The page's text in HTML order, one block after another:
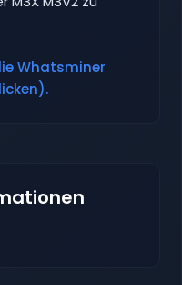
Whatsminer